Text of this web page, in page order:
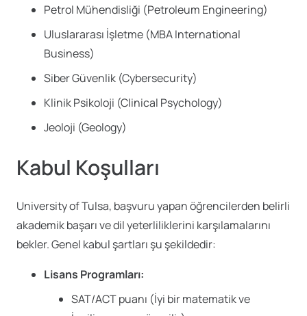
Petrol Mühendisliği (Petroleum Engineering)
Uluslararası İşletme (MBA International
Business)
Siber Güvenlik (Cybersecurity)
Klinik Psikoloji (Clinical Psychology)
Jeoloji (Geology)
Kabul Koşulları
University of Tulsa, başvuru yapan öğrencilerden belirli
akademik başarı ve dil yeterliliklerini karşılamalarını
bekler. Genel kabul şartları şu şekildedir:
Lisans Programları:
SAT/ACT puanı (İyi bir matematik ve